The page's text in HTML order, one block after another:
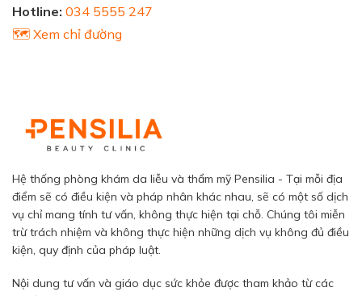
Hotline: 034 5555 247
🗺️ Xem chỉ đường
Hệ thống phòng khám da liễu và thẩm mỹ Pensilia - Tại mỗi địa
điểm sẽ có điều kiện và pháp nhân khác nhau, sẽ có một số dịch
vụ chỉ mang tính tư vấn, không thực hiện tại chỗ. Chúng tôi miễn
trừ trách nhiệm và không thực hiện những dịch vụ không đủ điều
kiện, quy định của pháp luật.
Nội dung tư vấn và giáo dục sức khỏe được tham khảo từ các